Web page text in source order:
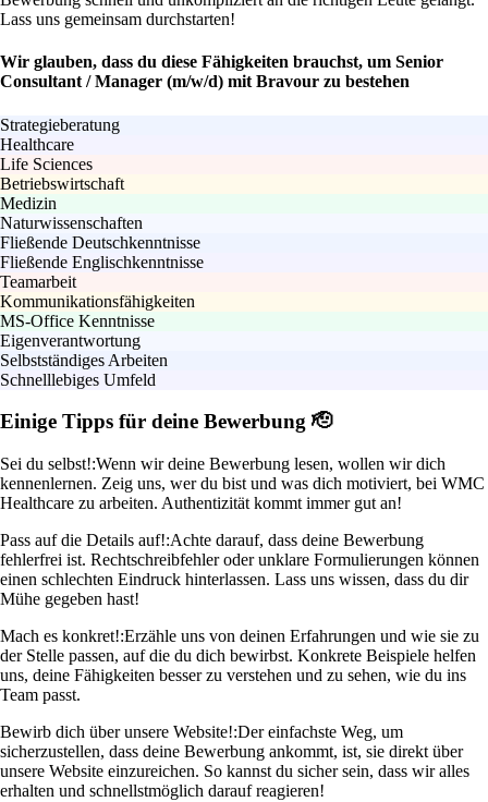
Lass uns gemeinsam durchstarten!
Wir glauben, dass du diese Fähigkeiten brauchst, um Senior
Consultant / Manager (m/w/d) mit Bravour zu bestehen
Strategieberatung
Healthcare
Life Sciences
Betriebswirtschaft
Medizin
Naturwissenschaften
Fließende Deutschkenntnisse
Fließende Englischkenntnisse
Teamarbeit
Kommunikationsfähigkeiten
MS-Office Kenntnisse
Eigenverantwortung
Selbstständiges Arbeiten
Schnelllebiges Umfeld
Einige Tipps für deine Bewerbung 🫡
Sei du selbst!:Wenn wir deine Bewerbung lesen, wollen wir dich
kennenlernen. Zeig uns, wer du bist und was dich motiviert, bei WMC
Healthcare zu arbeiten. Authentizität kommt immer gut an!
Pass auf die Details auf!:Achte darauf, dass deine Bewerbung
fehlerfrei ist. Rechtschreibfehler oder unklare Formulierungen können
einen schlechten Eindruck hinterlassen. Lass uns wissen, dass du dir
Mühe gegeben hast!
Mach es konkret!:Erzähle uns von deinen Erfahrungen und wie sie zu
der Stelle passen, auf die du dich bewirbst. Konkrete Beispiele helfen
uns, deine Fähigkeiten besser zu verstehen und zu sehen, wie du ins
Team passt.
Bewirb dich über unsere Website!:Der einfachste Weg, um
sicherzustellen, dass deine Bewerbung ankommt, ist, sie direkt über
unsere Website einzureichen. So kannst du sicher sein, dass wir alles
erhalten und schnellstmöglich darauf reagieren!